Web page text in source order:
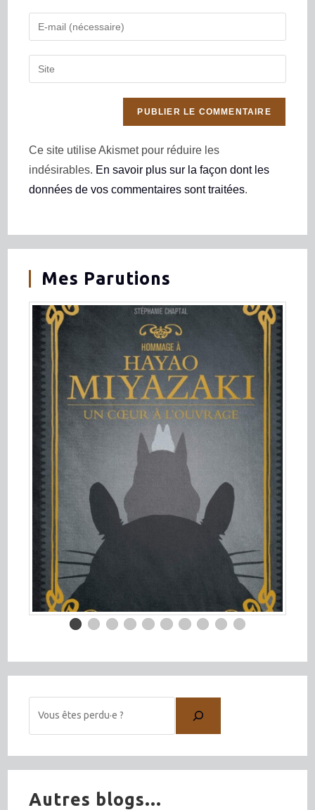
Ce site utilise Akismet pour réduire les
indésirables. En savoir plus sur la façon dont les
données de vos commentaires sont traitées.
Mes Parutions
Autres blogs...